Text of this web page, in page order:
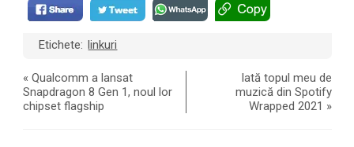
Etichete: linkuri
«Qualcomm a lansat
Snapdragon 8 Gen 1, noul lor
chipset flagship
Iată topul meu de
muzică din Spotify
Wrapped 2021 »